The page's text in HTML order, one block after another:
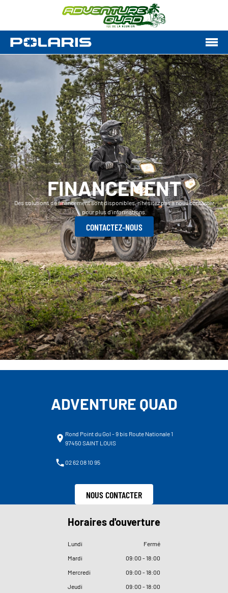
FINANCEMENT
Des solutions de financement sont disponibles, n'hésitez pas à nous contacter
pour plus d'informations.
ADVENTURE QUAD
Rond Point du Gol - 9 bis Route Nationale 1
97450 SAINT LOUIS
02 62 08 10 95
NOUS CONTACTER
Horaires d'ouverture
Lundi
Fermé
Mardi
09:00 - 18:00
Mercredi
09:00 - 18:00
Jeudi
09:00 - 18:00